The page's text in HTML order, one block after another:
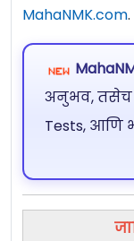
MahaNMK.com.
अनुभव, तसेच
Tests, आणि